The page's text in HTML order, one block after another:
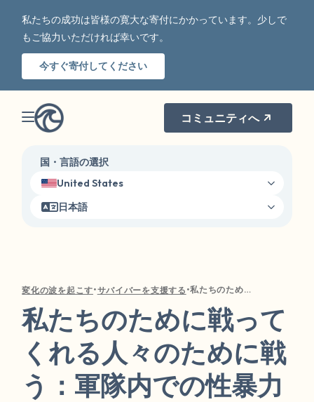
私たちの成功は皆様の寛大な寄付にかかっています。少しで
もご協力いただければ幸いです。
今すぐ寄付してください
コミュニティへ
国・言語の選択
United States
日本語
変化の波を起こす•サバイバーを支援する • 私たちのために戦ってくれる人々のために戦う：軍隊内での性暴力
私たちのために戦って
くれる人々のために戦
う：軍隊内での性暴力